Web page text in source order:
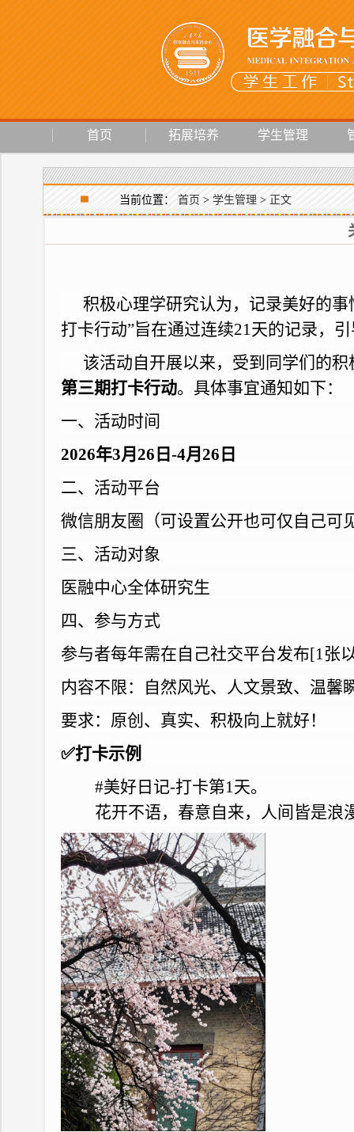
首页 拓展培养 学生管理
当前位置： 首页 > 学生管理 > 正文
积极心理学研究认为，记录美好的
打卡行动”旨在通过连续21天的记录，
该活动自开展以来，受到同学们的
第三期打卡行动。具体事宜通知如下：
一、活动时间
2026年3月26 日-4月26日
二、活动平台
微信朋友圈（可设置公开也可仅自己可
三、活动对象
医融中心全体研究生
四、参与方式
参与者每年需在自己社交平台发布[1张
内容不限：自然风光、人文景致、温
要求：原创、真实、积极向上就好！
✅打卡示例
#美好日记-打卡第1天。
花开不语，春意自来，人间皆是浪